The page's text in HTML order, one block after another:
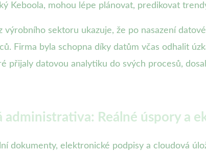
Keboola, mohou lépe plánovat, predikovat
výrobního sektoru ukazuje, že po nasazení
Firma byla schopna díky datům včas odhalit
přijaly datovou analytiku do svých procesů,
administrativa: Reálné úspory a
dokumenty, elektronické podpisy a cloudová